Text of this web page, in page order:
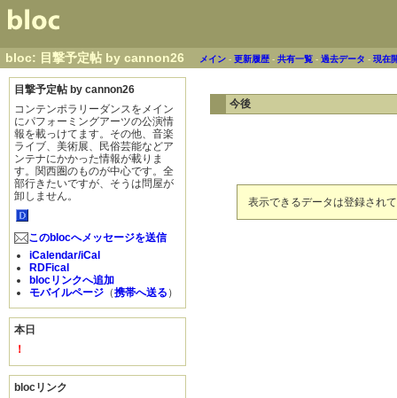
bloc: 目撃予定帖 by cannon26 メイン -更新履歴 -共有一覧 -過去データ -現在
目撃予定帖 by cannon26
コンテンポラリーダンスをメイン
にパフォーミングアーツの公演情
報を載っけてます。その他、音楽
ライブ、美術展、民俗芸能などア
ンテナにかかった情報が載りま
す。関西圏のものが中心です。全
部行きたいですが、そうは問屋が
卸しません。
このblocへメッセージを送信
iCalendar/iCal
RDFical
blocリンクへ追加
モバイルページ（携帯へ送る ）
本日
！
blocリンク
今後
表示できるデータは登録され